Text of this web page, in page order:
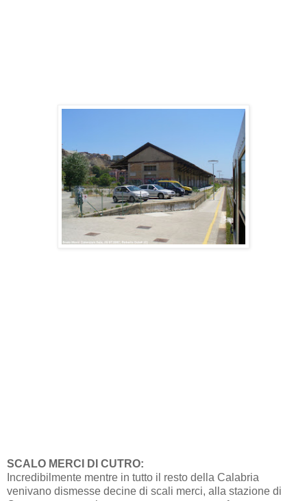
SCALO MERCI DI CUTRO:
Incredibilmente mentre in tutto il resto della Calabria
venivano dismesse decine di scali merci, alla stazione di